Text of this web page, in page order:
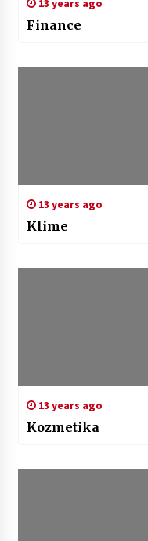
13 years ago
Finance
13 years ago
Klime
13 years ago
Kozmetika